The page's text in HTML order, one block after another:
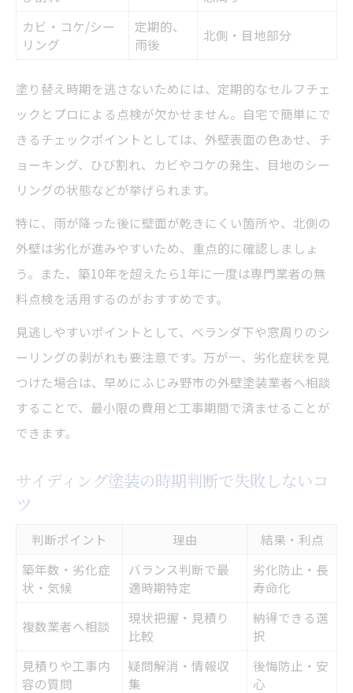
カビ・コケ/シー
リング
定期的、
雨後
北側・目地部分
塗り替え時期を逃さないためには、定期的なセルフチェ
ックとプロによる点検が欠かせません。自宅で簡単にで
きるチェックポイントとしては、外壁表面の色あせ、チ
ョーキング、ひび割れ、カビやコケの発生、目地のシー
リングの状態などが挙げられます。
特に、雨が降った後に壁面が乾きにくい箇所や、北側の
外壁は劣化が進みやすいため、重点的に確認しましょ
う。また、築10年を超えたら1年に一度は専門業者の無
料点検を活用するのがおすすめです。
見逃しやすいポイントとして、ベランダ下や窓周りのシ
ーリングの剥がれも要注意です。万が一、劣化症状を見
つけた場合は、早めにふじみ野市の外壁塗装業者へ相談
することで、最小限の費用と工事期間で済ませることが
できます。
サイディング塗装の時期判断で失敗しないコ
ツ
判断ポイント 理由
結果・利点
築年数・劣化症
状・気候
バランス判断で最
適時期特定
劣化防止・長
寿命化
複数業者へ相談
現状把握・見積り
比較
納得できる選
択
見積りや工事内
容の質問
疑問解消・情報収
集
後悔防止・安
心